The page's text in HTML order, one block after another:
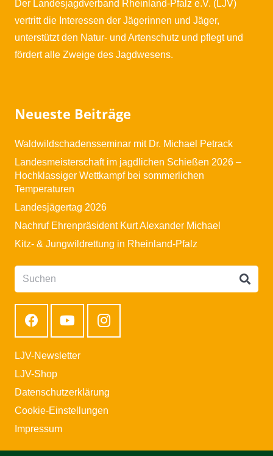
Der Landesjagdverband Rheinland-Pfalz e.V. (LJV)
vertritt die Interessen der Jägerinnen und Jäger,
unterstützt den Natur- und Artenschutz und pflegt und
fördert alle Zweige des Jagdwesens.
Neueste Beiträge
Waldwildschadensseminar mit Dr. Michael Petrack
Landesmeisterschaft im jagdlichen Schießen 2026 –
Hochklassiger Wettkampf bei sommerlichen
Temperaturen
Landesjägertag 2026
Nachruf Ehrenpräsident Kurt Alexander Michael
Kitz- & Jungwildrettung in Rheinland-Pfalz
LJV-Newsletter
LJV-Shop
Datenschutzerklärung
Cookie-Einstellungen
Impressum